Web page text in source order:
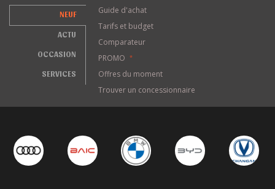
NEUF
ACTU
OCCASION
SERVICES
Guide d'achat
Tarifs et budget
Comparateur
PROMO
*
Offres du moment
Trouver un concessionnaire